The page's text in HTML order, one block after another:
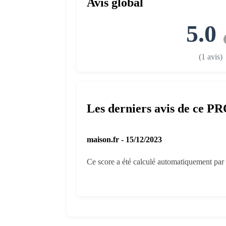
5.0
(1 avis)
Les derniers avis de ce
maison.fr - 15/12/2023
Ce score a été calculé automatiquement